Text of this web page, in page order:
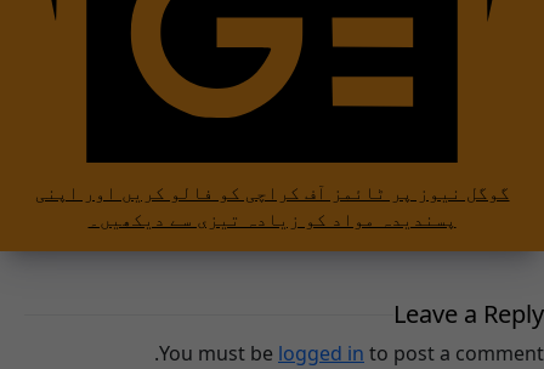
گوگل نیوز پر ٹائمز آف کراچی کو فالو کریں اور اپنی
پسندیدہ مواد کو زیادہ تیزی سے دیکھیں۔
Leave a Reply
You must be logged in to post a comment.